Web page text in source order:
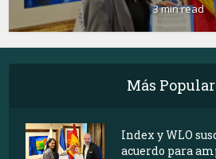
3 min read
Más
Index y WLO
acuerdo para